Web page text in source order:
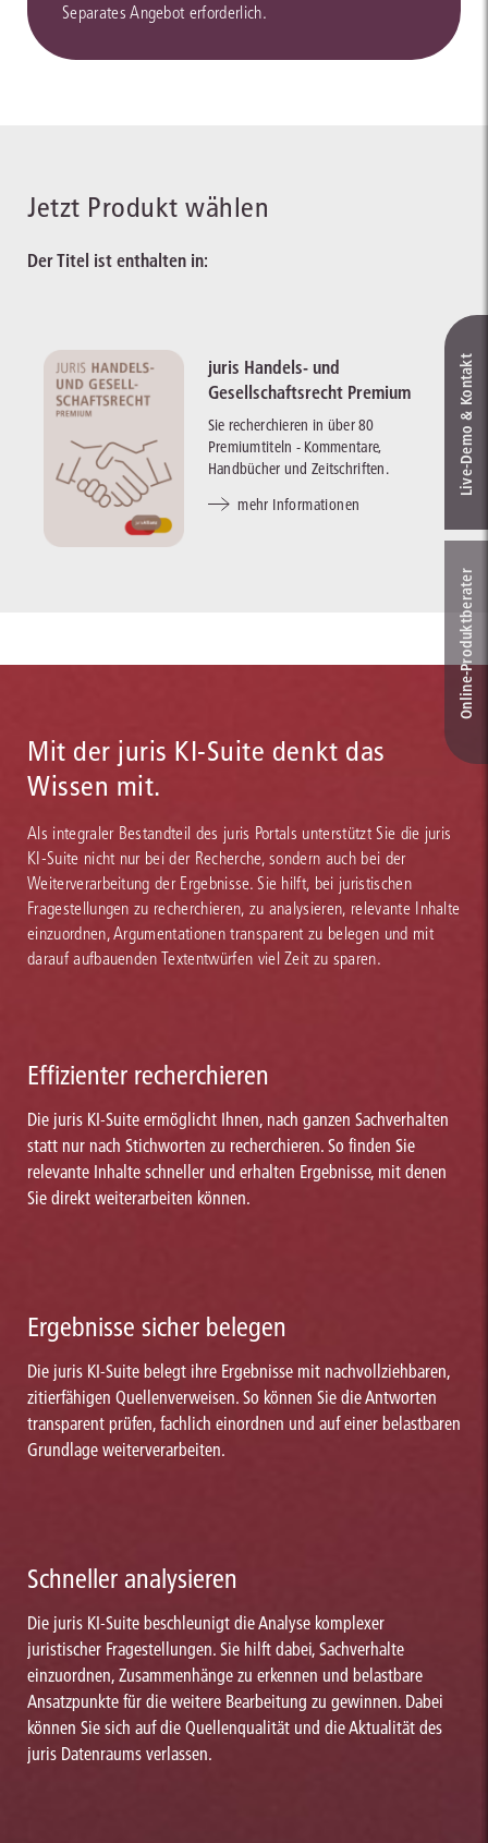
Separates Angebot erforderlich.
Jetzt Produkt wählen
Der Titel ist enthalten in:
juris Handels- und
Gesellschaftsrecht Premium
Sie recherchieren in über 80
Premiumtiteln - Kommentare,
Handbücher und Zeitschriften.
mehr Informationen
Mit der juris KI-Suite denkt das
Wissen mit.
Als integraler Bestandteil des juris Portals unterstützt Sie die juris
KI-Suite nicht nur bei der Recherche, sondern auch bei der
Weiterverarbeitung der Ergebnisse. Sie hilft, bei juristischen
Fragestellungen zu recherchieren, zu analysieren, relevante Inhalte
einzuordnen, Argumentationen transparent zu belegen und mit
darauf aufbauenden Textentwürfen viel Zeit zu sparen.
Effizienter recherchieren
Die juris KI-Suite ermöglicht Ihnen, nach ganzen Sachverhalten
statt nur nach Stichworten zu recherchieren. So finden Sie
relevante Inhalte schneller und erhalten Ergebnisse, mit denen
Sie direkt weiterarbeiten können.
Ergebnisse sicher belegen
Die juris KI-Suite belegt ihre Ergebnisse mit nachvollziehbaren,
zitierfähigen Quellenverweisen. So können Sie die Antworten
transparent prüfen, fachlich einordnen und auf einer belastbaren
Grundlage weiterverarbeiten.
Schneller analysieren
Die juris KI-Suite beschleunigt die Analyse komplexer
juristischer Fragestellungen. Sie hilft dabei, Sachverhalte
einzuordnen, Zusammenhänge zu erkennen und belastbare
Ansatzpunkte für die weitere Bearbeitung zu gewinnen. Dabei
können Sie sich auf die Quellenqualität und die Aktualität des
juris Datenraums verlassen.
Live‑Demo & Kontakt
Online-Produkt­berater